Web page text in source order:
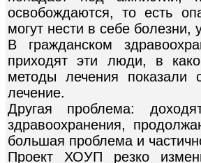
освобождаются, то есть
могут нести в себе
В гражданском
приходят эти люди, в
методы лечения показали
лечение.
Другая проблема:
здравоохранения,
большая проблема и
Проект ХОУП резко